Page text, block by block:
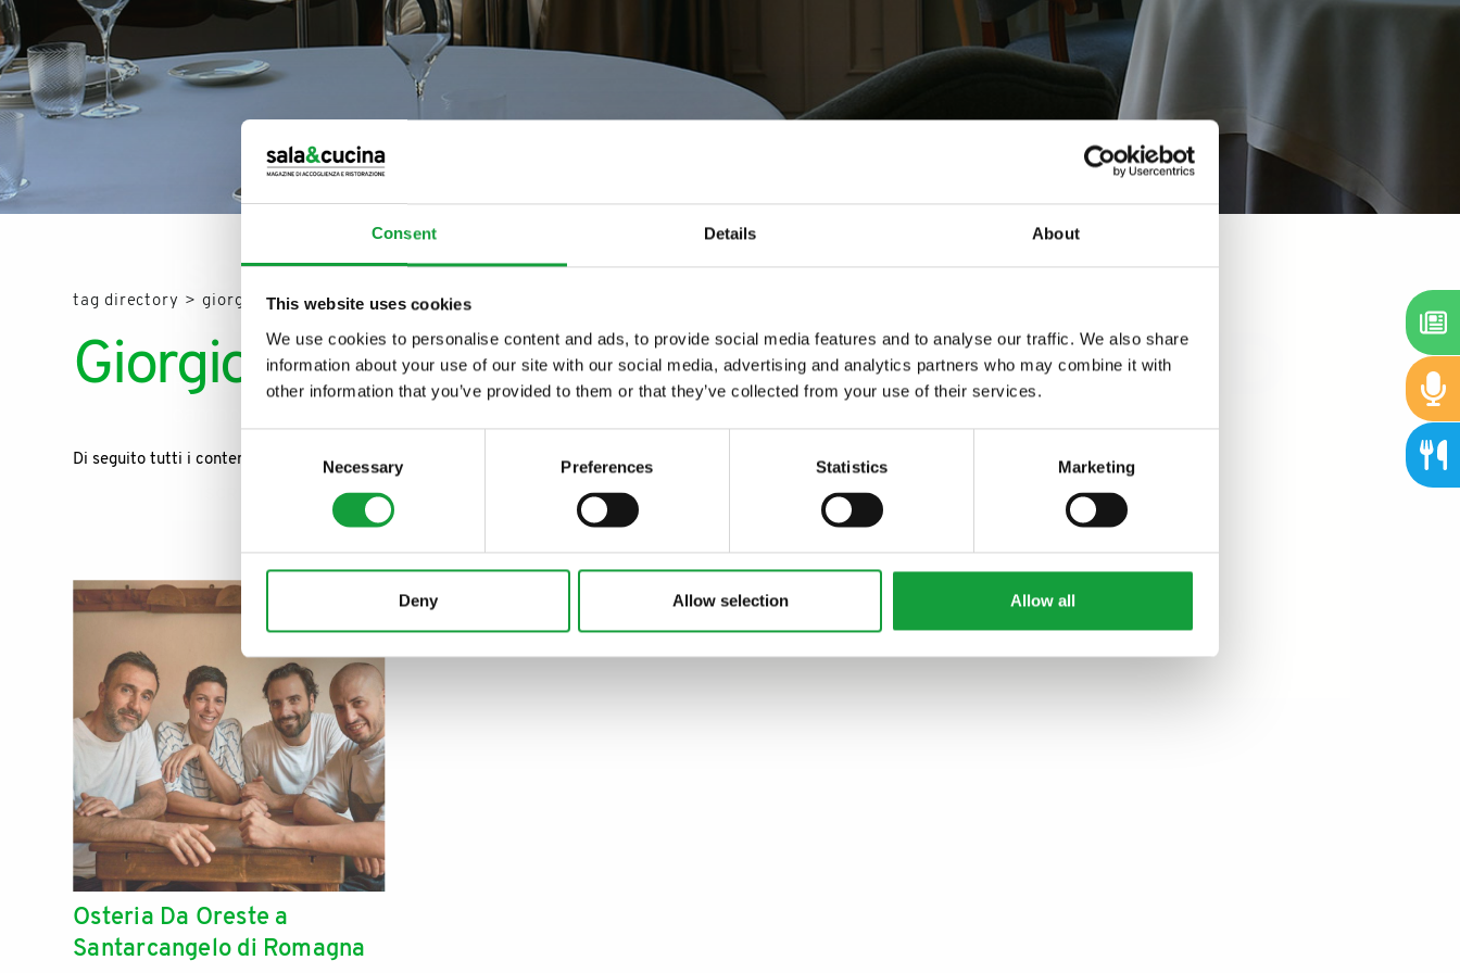
Consent Details About
This website uses cookies
We use cookies to personalise content and ads, to provide social media features and to analyse our traffic. We also share
information about your use of our site with our social media, advertising and analytics partners who may combine it with
other information that you’ve provided to them or that they’ve collected from your use of their services.
Necessary Preferences Statistics Marketing
Deny Allow selection Allow all
tag directory > giorgio rattini
Giorgio Rattini
Di seguito tutti i contenuti taggati con:
ARTICOLI, ARTICOLI
Osteria Da Oreste a
Santarcangelo di Romagna
ISCRIVITI ALLA
NEWSLETTER
Resta aggiornato su tutte le ultime novita nel